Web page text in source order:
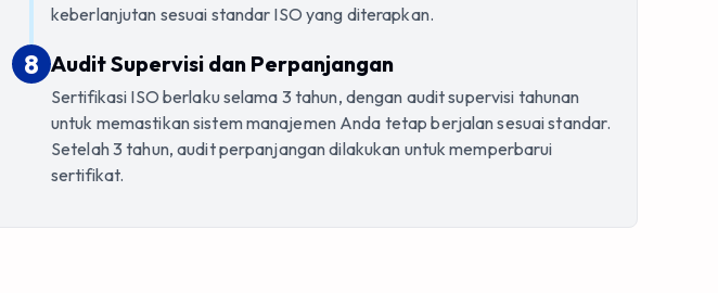
keberlanjutan sesuai standar ISO yang diterapkan.
8 8.
Audit Supervisi dan Perpanjangan
Sertifikasi ISO berlaku selama 3 tahun, dengan audit supervisi tahunan
untuk memastikan sistem manajemen Anda tetap berjalan sesuai standar.
Setelah 3 tahun, audit perpanjangan dilakukan untuk memperbarui
sertifikat.